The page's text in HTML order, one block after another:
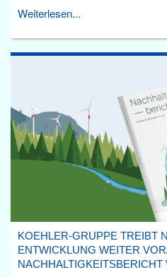
Weiterlesen...
KOEHLER-GRUPPE TREIBT
ENTWICKLUNG WEITER